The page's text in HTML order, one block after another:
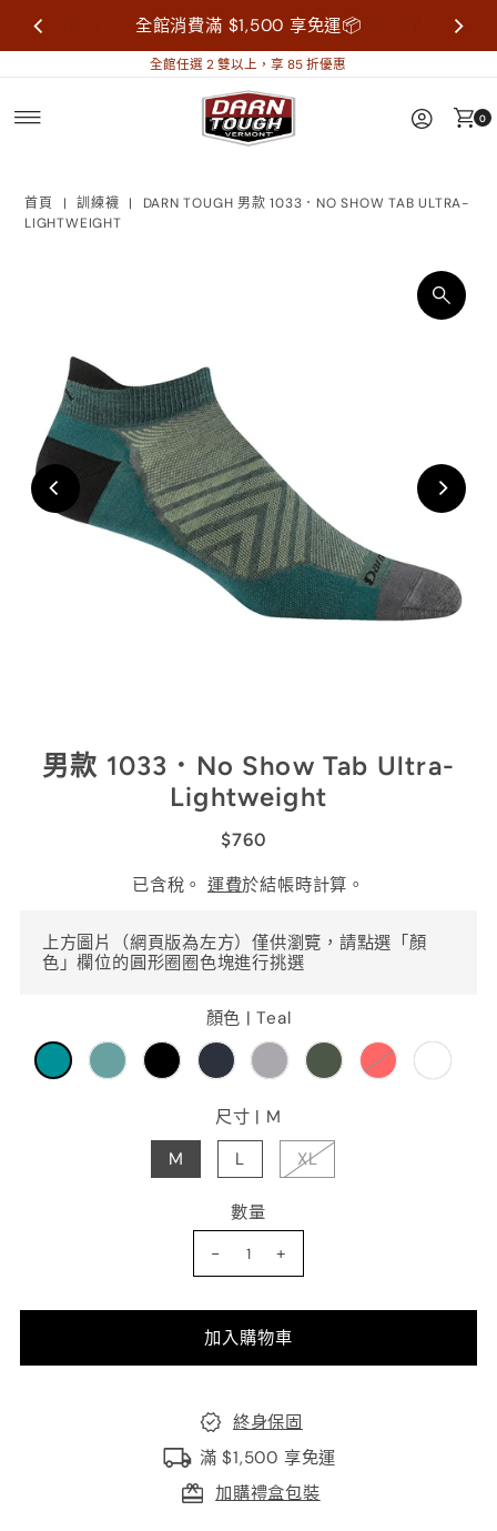
尺寸疑問歡迎來信詢問再做購買，襪子屬於個人
衛生用品，售出不做退換貨。
全館消費滿 $1,500 享免運📦
全館任選 2 雙以上，享 85 折優惠
0
首頁 | 訓練襪 |
DARN TOUGH 男款 1033．NO SHOW TAB ULTRA-
LIGHTWEIGHT
男款 1033．No Show Tab Ultra-
Lightweight
$760
已含稅。 運費於結帳時計算。
上方圖片（網頁版為左方）僅供瀏覽，請點選「顏
色」欄位的圓形圈圈色塊進行挑選
顏色 |Teal
尺寸 | M
M
L XL
數量
-
+
終身保固
滿 $1,500 享免運
加購禮盒包裝